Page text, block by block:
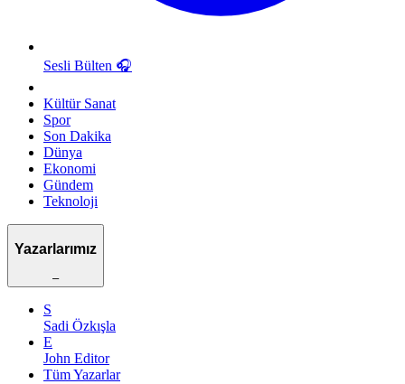
Sesli Bülten 🎧
Kültür Sanat
Spor
Son Dakika
Dünya
Ekonomi
Gündem
Teknoloji
Yazarlarımız
–
S
Sadi Özkışla
E
John Editor
Tüm Yazarlar